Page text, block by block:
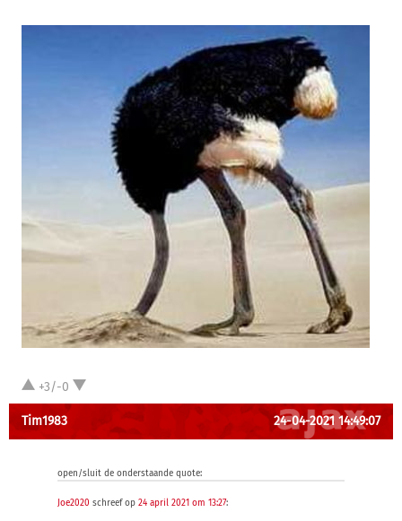
+3/-0
Tim1983 24-04-2021 14:49:07
open/sluit de onderstaande quote:
Joe2020 schreef op 24 april 2021 om 13:27: